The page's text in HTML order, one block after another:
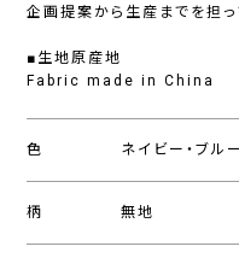
企画提案から生産までを担っ
■生地原産地
Fabric made in China
色 ネイビー・ブル
柄 無地